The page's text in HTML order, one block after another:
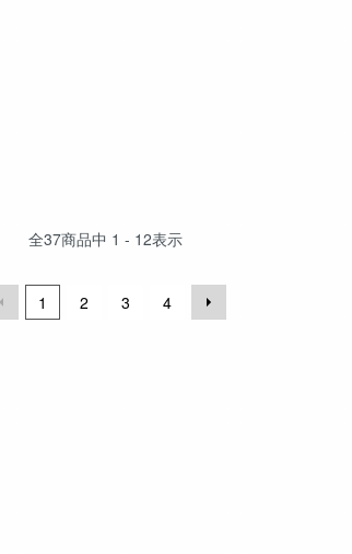
全37商品中 1 - 12表示
1 2 3 4